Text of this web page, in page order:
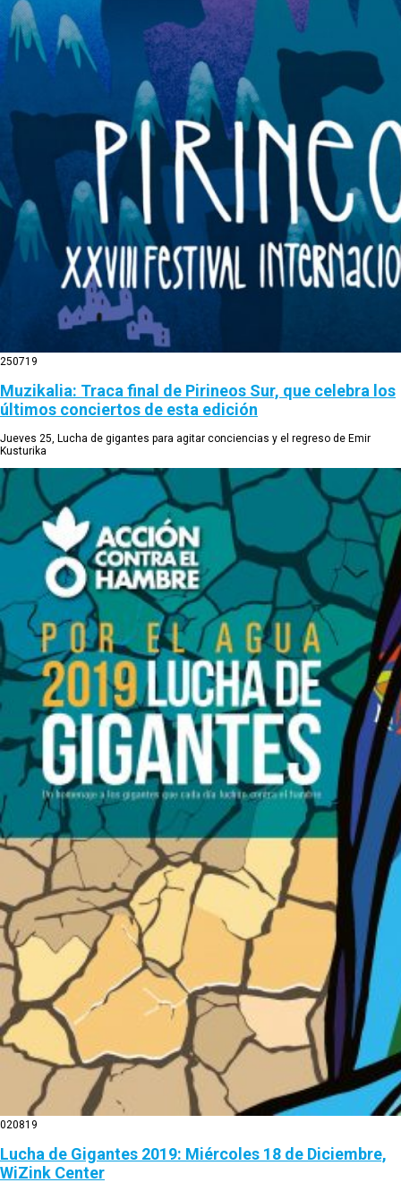
250719
Muzikalia: Traca final de Pirineos Sur, que celebra los
últimos conciertos de esta edición
Jueves 25, Lucha de gigantes para agitar conciencias y el regreso de Emir
Kusturika
020819
Lucha de Gigantes 2019: Miércoles 18 de Diciembre,
WiZink Center